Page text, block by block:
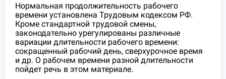
Нормальная продолжительность рабочего
времени установлена Трудовым кодексом РФ.
Кроме стандартной трудовой смены,
законодательно урегулированы различные
вариации длительности рабочего времени:
сокращенный рабочий день, сверхурочное время
и др. О рабочем времени разной длительности
пойдет речь в этом материале.